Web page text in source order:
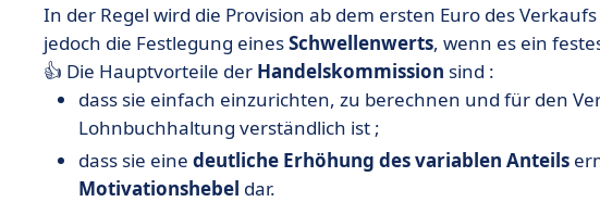
In der Regel wird die Provision ab dem ersten Euro des
jedoch die Festlegung einesSchwellenwerts, wenn es ein
👍 Die Hauptvorteile der Handelskommission sind :
dass sie einfach einzurichten, zu berechnen und für den
Lohnbuchhaltung verständlich ist ;
dass sie eine deutliche Erhöhung des variablen Anteils
Motivationshebel dar.